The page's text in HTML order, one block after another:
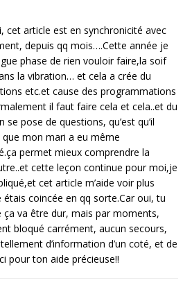
cet article est en synchronicité avec
depuis qq mois….Cette année je
phase de rien vouloir faire,la soif
la vibration… et cela a crée du
etc.et cause des programmations
il faut faire cela et cela..et du
pose de questions, qu’est qu’il
que mon mari a eu même
permet mieux comprendre la
cette leçon continue pour moi,je
cet article m’aide voir plus
coincée en qq sorte.Car oui, tu
ça va être dur, mais par moments,
bloqué carrément, aucun secours,
d’information d’un coté, et de
pour ton aide précieuse!!